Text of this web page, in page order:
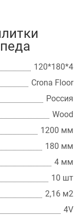
120*180*4
Crona Floor
Россия
Wood
1200 мм
180 мм
4 мм
10 шт
2,16 м2
4V